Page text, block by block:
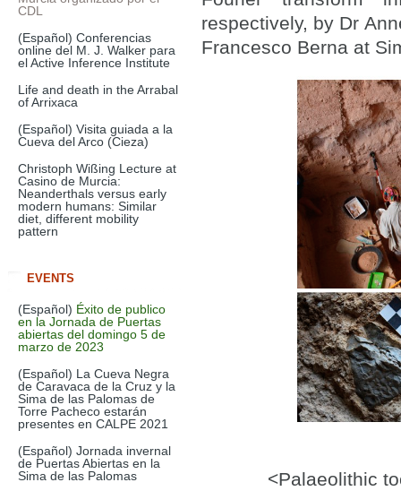
respectively, by Dr
Francesco Berna at
<Palaeolithic
CDL
(Español) Conferencias
online del M. J. Walker para
el Active Inference Institute
Life and death in the Arrabal
of Arrixaca
(Español) Visita guiada a la
Cueva del Arco (Cieza)
Christoph Wißing Lecture at
Casino de Murcia:
Neanderthals versus early
modern humans: Similar
diet, different mobility
pattern
EVENTS
(Español) Éxito de publico
en la Jornada de Puertas
abiertas del domingo 5 de
marzo de 2023
(Español) La Cueva Negra
de Caravaca de la Cruz y la
Sima de las Palomas de
Torre Pacheco estarán
presentes en CALPE 2021
(Español) Jornada invernal
de Puertas Abiertas en la
Sima de las Palomas